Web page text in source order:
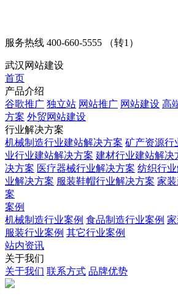
服务热线 400-660-5555 （转1）
武汉网站建设
首页
产品介绍
谷歌推广 独立站 网站推广 网站建设 高
方案 外贸网站建设
行业解决方案
机械制造行业建站解决方案 矿产资源行
业行业建站解决方案 建材行业建站解决
决方案 医疗器械行业解决方案 纺织行
业解决方案 服装鞋帽行业解决方案 家
案
案例
机械制造行业案例 食品制造行业案例
服装行业案例 其它行业案例
站内资讯
关于我们
关于我们 联系方式 品牌优势